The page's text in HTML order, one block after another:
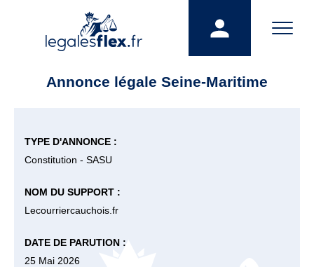
Annonce légale Seine-Maritime
TYPE D'ANNONCE :
Constitution - SASU
NOM DU SUPPORT :
Lecourriercauchois.fr
DATE DE PARUTION :
25 Mai 2026